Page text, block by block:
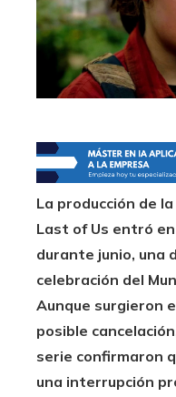
La producción de
Last of Us entró
durante junio, una
celebración del
Aunque surgieron
posible
serie confirmaron
una interrupción